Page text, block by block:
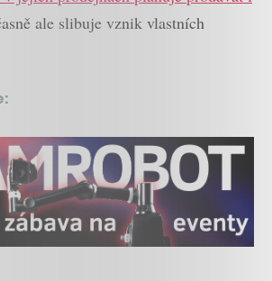
ale slibuje vznik vlastních